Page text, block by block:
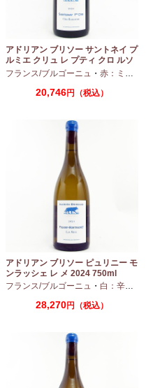
アドリアン ブリソー サントネイ プ
ルミエ クリュ レ プティ クロ ルソ
ー 2024 750ml
フランス/ブルゴーニュ ・ 赤：ミディアムボディ
20,746円（税込）
アドリアン ブリソー ピュリニー モ
ンラッシェ レ メ 2024 750ml
フランス/ブルゴーニュ ・ 白：辛口
28,270円（税込）